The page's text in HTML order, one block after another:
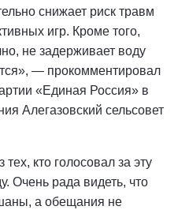
снижает риск травм
игр. Кроме того,
не задерживает воду
— прокомментировал
«Единая Россия» в
Алегазовский сельсовет
кто голосовал за эту
Очень рада видеть, что
а обещания не